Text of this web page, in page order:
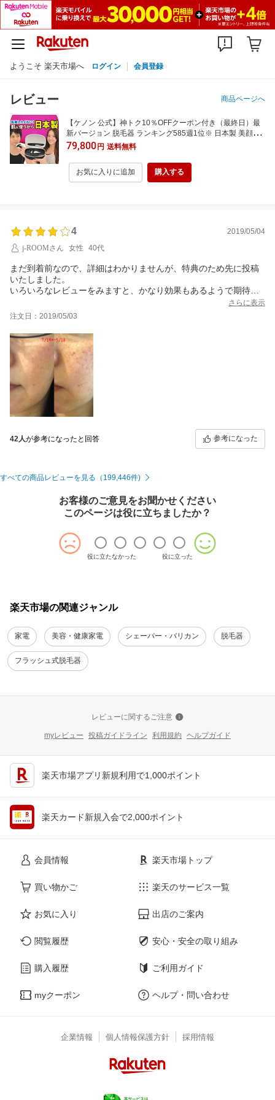
ようこそ 楽天市場へ ログイン 会員登録
レビュー 商品ページへ
【ケノン 公式】神トク10％OFFクーポン付き（最終日）最
新バージョン 脱毛器 ランキング585週1位※ 日本製 美顔器
家庭用 ムダ毛処理 ヒゲ ボディ メンズレディース アンダー
ヘア レーザー 髭 光美容器 脱毛器ケノン公式 VIO 光脱毛器
口コミ IPL 介護 ※詳細ペ-ジ※9
79,800円 送料無料
お気に入りに追加 購入する
4
2019/05/04
j-ROOMさん
女性 40代
まだ到着前なので、詳細はわかりませんが、特典のため先に投稿
いたしました。
いろいろなレビューをみますと、かなり効果もあるようで期待し
ヒゲや脇、膝小僧等、いろいろ使ってみたいです。
最初５から始めましたが、９～１０でも大丈夫だったので、次回
から最大で使おうと思います。
少し痒い感じが残ることがありますが、きちんと冷やせば大丈夫
かなという感じです。
追記です。
2か月ほど週1回使ってみて、一番うれしい効果は顔のシミでした
ストロングのレベル１０でやってしまっていますが、最初の1回目
は痛くて後悔しましたが
脱毛は、場所により早く効果がでるところもあれば、時間がかか
2か月ほど使っていたら、効果は感じられると思います。
買ってよかったです！
さらに表示
注文日：2019/05/03
42人が参考になったと回答 参考になった
すべての商品レビューを見る（199,446件)
お客様のご意見をお聞かせください
このページは役に立ちましたか？
役に立たなかった 役に立った
楽天市場の関連ジャンル
家電 美容・健康家電 シェーバー・バリカン 脱毛器
フラッシュ式脱毛器
レビューに関するご注意
myレビュー 投稿ガイドライン 利用規約 ヘルプガイド
楽天市場アプリ新規利用で1,000ポイント
楽天カード新規入会で2,000ポイント
会員情報
買い物かご
お気に入り
閲覧履歴
購入履歴
myクーポン
楽天市場トップ
楽天のサービス一覧
出店のご案内
安心・安全の取り組み
ご利用ガイド
ヘルプ・問い合わせ
企業情報 個人情報保護方針 採用情報